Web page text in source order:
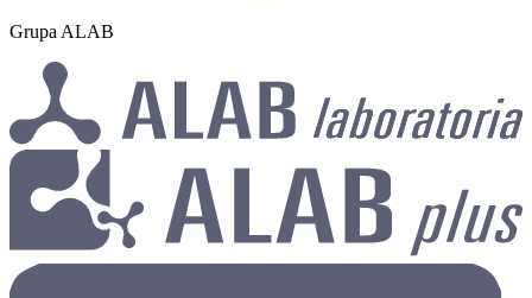
Grupa ALAB